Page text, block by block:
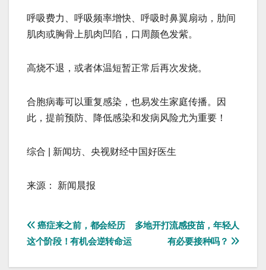
呼吸费力、呼吸频率增快、呼吸时鼻翼扇动，肋间
肌肉或胸骨上肌肉凹陷，口周颜色发紫。
高烧不退，或者体温短暂正常后再次发烧。
合胞病毒可以重复感染，也易发生家庭传播。因
此，提前预防、降低感染和发病风险尤为重要！
综合 | 新闻坊、央视财经中国好医生
来源： 新闻晨报
文
章
多地开打流感疫苗，年轻人
有必要接种吗？
癌症来之前，都会经历
这个阶段！有机会逆转命运